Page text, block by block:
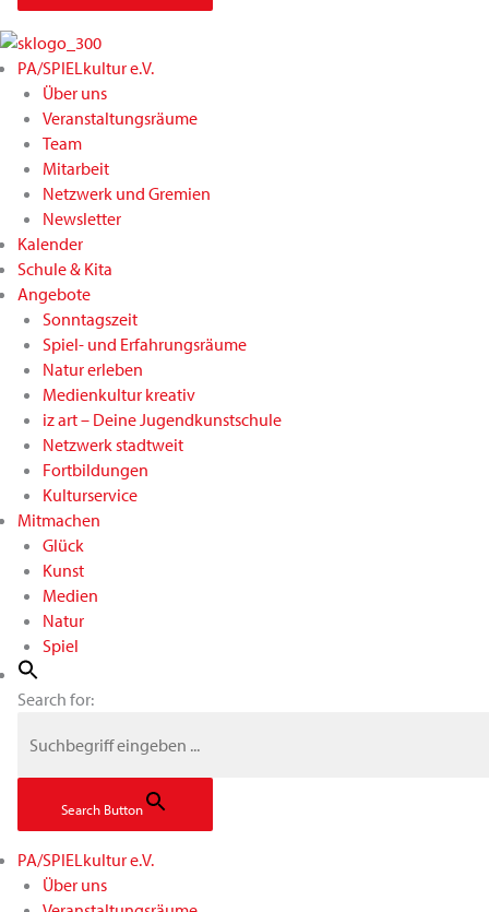
PA/SPIELkultur e.V.
Über uns
Veranstaltungsräume
Team
Mitarbeit
Netzwerk und Gremien
Newsletter
Kalender
Schule & Kita
Angebote
Sonntagszeit
Spiel- und Erfahrungsräume
Natur erleben
Medienkultur kreativ
iz art – Deine Jugendkunstschule
Netzwerk stadtweit
Fortbildungen
Kulturservice
Mitmachen
Glück
Kunst
Medien
Natur
Spiel
Search for:
Search Button
PA/SPIELkultur e.V.
Über uns